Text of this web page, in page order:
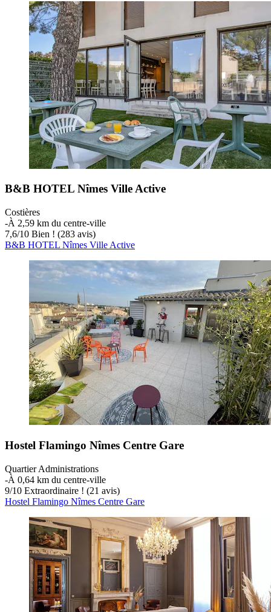
B&B HOTEL Nîmes Ville Active
Costières
‐À 2,59 km du centre-ville
7,6/10 Bien ! (283 avis)
B&B HOTEL Nîmes Ville Active
Hostel Flamingo Nîmes Centre Gare
Quartier Administrations
‐À 0,64 km du centre-ville
9/10 Extraordinaire ! (21 avis)
Hostel Flamingo Nîmes Centre Gare